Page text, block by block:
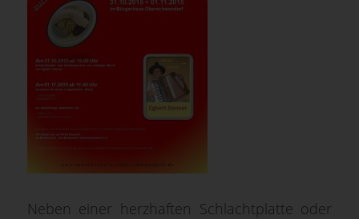
Neben einer herzhaften Schlachtplatte oder